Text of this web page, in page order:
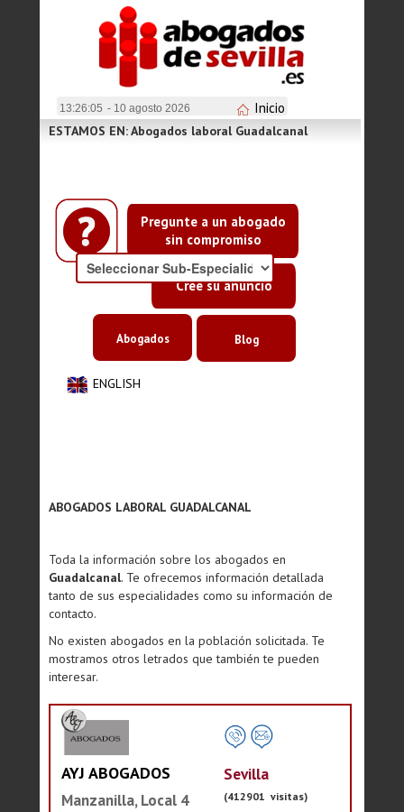
13:26:05 - 10 agosto 2026 Inicio
Pregunte a un abogado
sin compromiso
Cree su anuncio
ESTAMOS EN: Abogados laboral Guadalcanal
ENGLISH
Abogados Blog
ABOGADOS LABORAL GUADALCANAL
Toda la información sobre los abogados en
Guadalcanal. Te ofrecemos información detallada
tanto de sus especialidades como su información de
contacto.
No existen abogados en la población solicitada. Te
mostramos otros letrados que también te pueden
interesar.
AYJ ABOGADOS
Manzanilla, Local 4
Sevilla
(412901 visitas)